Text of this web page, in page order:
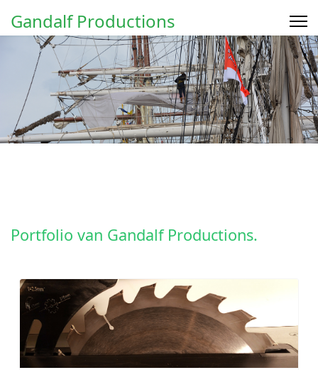
Gandalf Productions
Portfolio van Gandalf Productions.